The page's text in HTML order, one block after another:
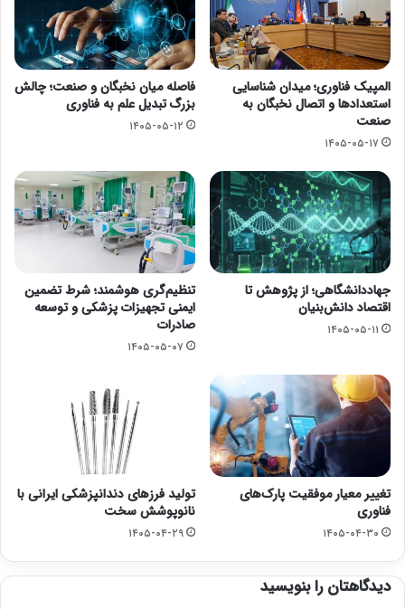
المپیک فناوری؛ میدان شناسایی
استعدادها و اتصال نخبگان به
صنعت
۱۴۰۵-۰۵-۱۷
فاصله میان نخبگان و صنعت؛ چالش
بزرگ تبدیل علم به فناوری
۱۴۰۵-۰۵-۱۲
جهاددانشگاهی؛ از پژوهش تا
اقتصاد دانش‌بنیان
۱۴۰۵-۰۵-۱۱
تنظیم‌گری هوشمند؛ شرط تضمین
ایمنی تجهیزات پزشکی و توسعه
صادرات
۱۴۰۵-۰۵-۰۷
تغییر معیار موفقیت پارک‌های
فناوری
۱۴۰۵-۰۴-۳۰
تولید فرزهای دندانپزشکی ایرانی با
نانوپوشش سخت
۱۴۰۵-۰۴-۲۹
دیدگاهتان را بنویسید